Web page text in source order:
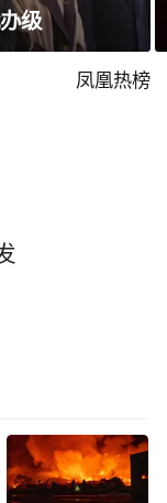
凤凰热榜